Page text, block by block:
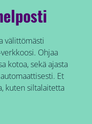
välittömästi
Ohjaa
kotoa, sekä ajasta
Et
kuten siltalaitetta